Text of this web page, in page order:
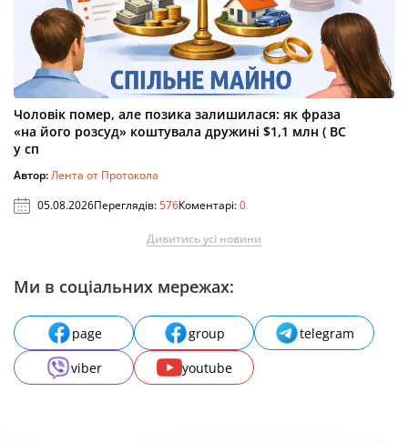
Чоловік помер, але позика залишилася: як фраза
«на його розсуд» коштувала дружині $1,1 млн ( ВС
у сп
Автор:Лента от Протокола
05.08.2026Переглядів:576Коментарі:0
Дивитись усі новини
Ми в соціальних мережах:
page group
telegram
viber
youtube